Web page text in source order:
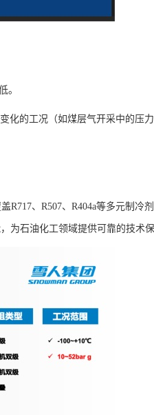
。
化的工况（如煤层气开采中的压力
、R507、R404a等多元制冷
为石油化工领域提供可靠的技术保